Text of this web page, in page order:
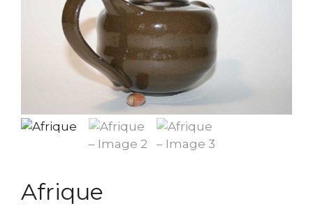
Afrique